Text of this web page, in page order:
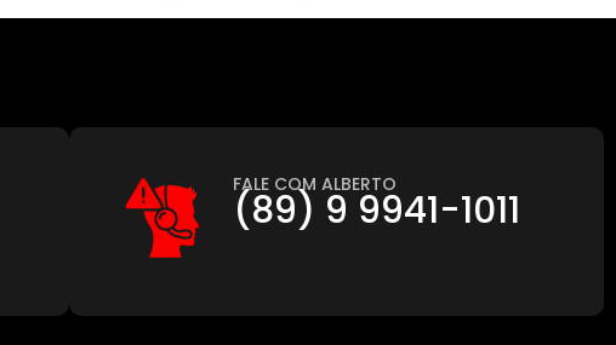
FALE COM ALBERTO
(89) 9 9941-1011